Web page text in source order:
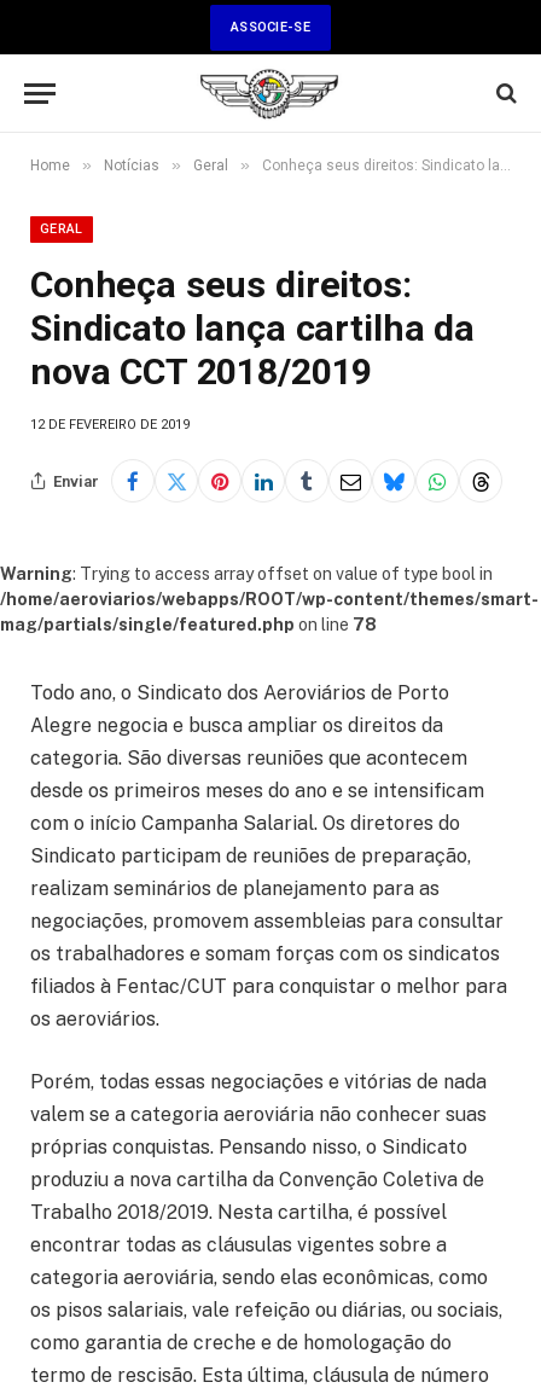
ASSOCIE-SE
Home » Notícias » Geral » Conheça seus direitos: Sindicato lança cartilha da nova CCT 2018/2019
GERAL
Conheça seus direitos:
Sindicato lança cartilha da
nova CCT 2018/2019
12 DE FEVEREIRO DE 2019
Enviar
Warning: Trying to access array offset on value of type bool in
/home/aeroviarios/webapps/ROOT/wp-content/themes/smart-
mag/partials/single/featured.php on line 78
Todo ano, o Sindicato dos Aeroviários de Porto
Alegre negocia e busca ampliar os direitos da
categoria. São diversas reuniões que acontecem
desde os primeiros meses do ano e se intensificam
com o início Campanha Salarial. Os diretores do
Sindicato participam de reuniões de preparação,
realizam seminários de planejamento para as
negociações, promovem assembleias para consultar
os trabalhadores e somam forças com os sindicatos
filiados à Fentac/CUT para conquistar o melhor para
os aeroviários.
Porém, todas essas negociações e vitórias de nada
valem se a categoria aeroviária não conhecer suas
próprias conquistas. Pensando nisso, o Sindicato
produziu a nova cartilha da Convenção Coletiva de
Trabalho 2018/2019. Nesta cartilha, é possível
encontrar todas as cláusulas vigentes sobre a
categoria aeroviária, sendo elas econômicas, como
os pisos salariais, vale refeição ou diárias, ou sociais,
como garantia de creche e de homologação do
termo de rescisão. Esta última, cláusula de número